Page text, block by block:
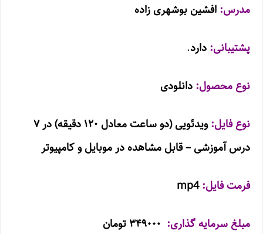
مدرس:افشین بوشهری زاده
پشتیبانی:دارد.
نوع محصول:دانلودی
نوع فایل:ویدئویی (دو ساعت معادل ۱۲۰ دقیقه
) در ۷
درس آموزشی – قابل مشاهده در موبایل و کامپیوتر
فرمت فایل:mp4
مبلغ سرمایه گذاری: ۳۴۹۰۰۰ تومان